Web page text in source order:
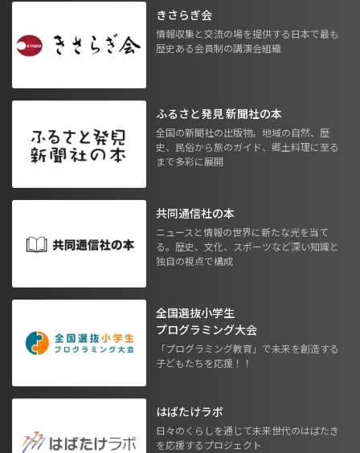
きさらぎ会
情報収集と交流の場を提供する日本で最も
歴史ある会員制の講演会組織
ふるさと発見 新聞社の本
全国の新聞社の出版物。地域の自然、歴
史、民俗から旅のガイド、郷土料理に至る
まで多彩に展開
共同通信社の本
ニュースと情報の世界に新たな光を当て
る。歴史、文化、スポーツなど深い知識と
独自の視点で構成
全国選抜小学生
プログラミング大会
「プログラミング教育」で未来を創造する
子どもたちを応援！！
はばたけラボ
日々のくらしを通じて未来世代のはばたき
を応援するプロジェクト